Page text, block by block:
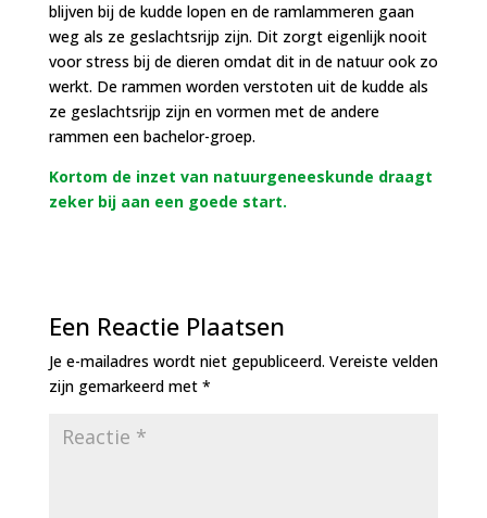
blijven bij de kudde lopen en de ramlammeren gaan
weg als ze geslachtsrijp zijn. Dit zorgt eigenlijk nooit
voor stress bij de dieren omdat dit in de natuur ook zo
werkt. De rammen worden verstoten uit de kudde als
ze geslachtsrijp zijn en vormen met de andere
rammen een bachelor-groep.
Kortom de inzet van natuurgeneeskunde draagt
zeker bij aan een goede start.
Een Reactie Plaatsen
Je e-mailadres wordt niet gepubliceerd. Vereiste velden
zijn gemarkeerd met *